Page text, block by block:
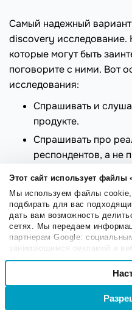
Этот сайт использует файлы
Мы используем файлы cookie,
подбирать для вас
дать вам возможность
сетях. Мы передаем
партнерам Google:
занимающимся рекламой и
могут комбинировать эти
информацией, а также
использовании вами их
Выбор
Настроечные
Самый надежный
discovery исследование.
которые могут быть
поговорите с ними. Вот
исследования:
Спрашивать и
продукте.
Спрашивать про
респондентов, а не
Выслушивать
сосредотачиваться
Статья по теме:«
Исследование ЦА